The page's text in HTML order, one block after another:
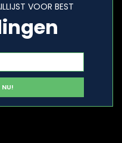
VOOR BEST